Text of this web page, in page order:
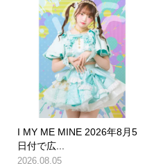
I MY ME MINE 2026年8月5
日付で広...
2026.08.05